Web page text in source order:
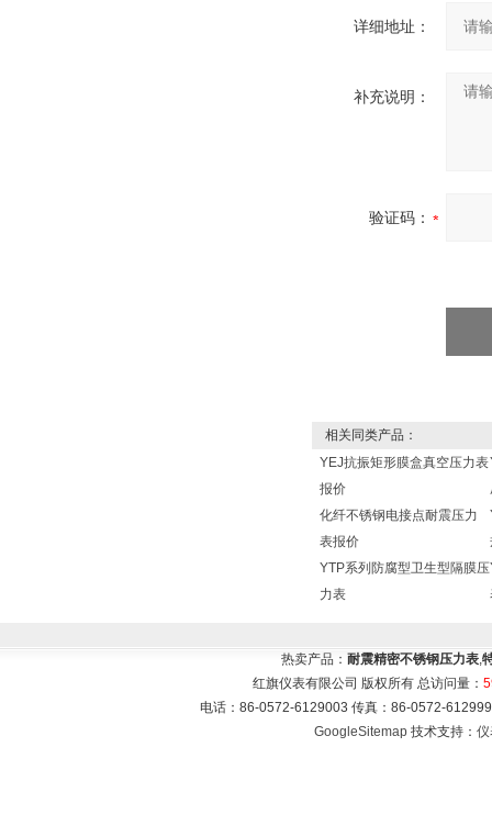
详细地址：
补充说明：
验证码：
相关同类产品：
YEJ抗振矩形膜盒真空压力表
报价
化纤不锈钢电接点耐震压力
表报价
YTP系列防腐型卫生型隔膜压
力表
热卖产品： 耐震精密不锈钢压力表,
红旗仪表有限公司 版权所有 总访问量：
电话：86-0572-6129003 传真：86-0572-
GoogleSitemap技术支持： 仪